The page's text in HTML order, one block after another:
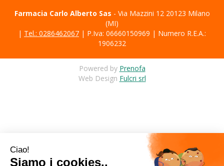
Farmacia Carlo Alberto Sas - Via Mazzini 12 20123 Milano
(MI)
| Tel.: 0286462067 | P.Iva: 06660150969 | Numero R.E.A.:
1906232
Powered by Prenofa
Web Design Fulcri srl